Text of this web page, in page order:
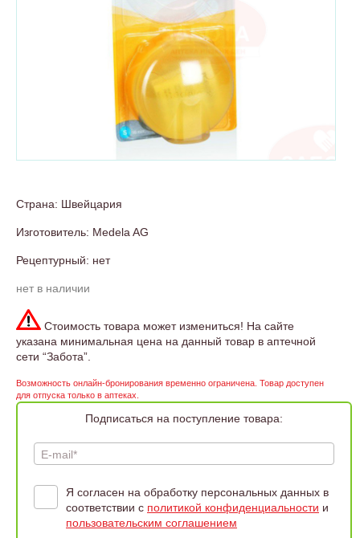
Страна: Швейцария
Изготовитель: Medela AG
Рецептурный: нет
нет в наличии
Стоимость товара может измениться! На сайте
указана минимальная цена на данный товар в аптечной
сети “Забота”.
Возможность онлайн-бронирования временно ограничена. Товар доступен
для отпуска только в аптеках.
Подписаться на поступление товара:
E-mail*
Я согласен на обработку персональных данных в
соответствии с политикой конфиденциальности и
пользовательским соглашением